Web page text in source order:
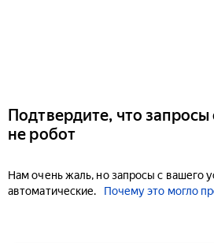
Подтвердите, что запросы
не робот
Нам очень жаль, но запросы с вашего
автоматические.
Почему это могло